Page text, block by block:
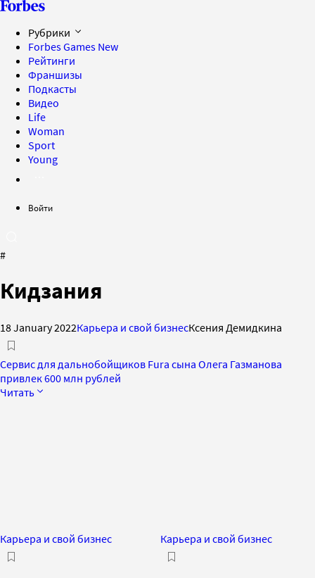
Рубрики
Forbes Games New
Рейтинги
Франшизы
Подкасты
Видео
Life
Woman
Sport
Young
Войти
#
Кидзания
18 January 2022Карьера и свой бизнесКсения Демидкина
Сервис для дальнобойщиков Fura сына Олега Газманова
привлек 600 млн рублей
Читать
Карьера и свой бизнес Карьера и свой бизнес